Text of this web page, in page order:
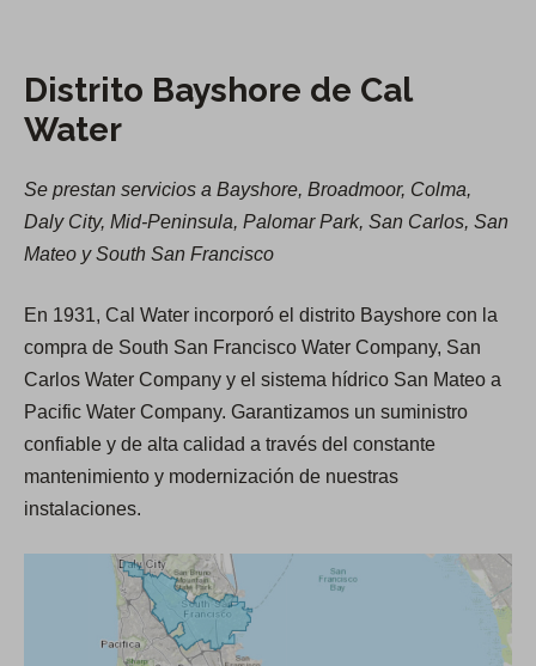
a
y
s
h
o
r
Distrito Bayshore de Cal
Water
Se prestan servicios a Bayshore, Broadmoor, Colma,
Daly City, Mid-Peninsula, Palomar Park, San Carlos, San
Mateo y South San Francisco
En 1931, Cal Water incorporó el distrito Bayshore con la
compra de South San Francisco Water Company, San
Carlos Water Company y el sistema hídrico San Mateo a
Pacific Water Company. Garantizamos un suministro
confiable y de alta calidad a través del constante
mantenimiento y modernización de nuestras
instalaciones.